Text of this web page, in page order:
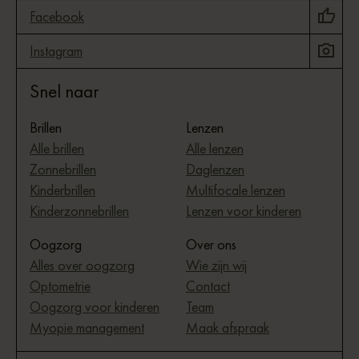
Facebook
Instagram
Snel naar
Brillen
Alle brillen
Zonnebrillen
Kinderbrillen
Kinderzonnebrillen
Lenzen
Alle lenzen
Daglenzen
Multifocale lenzen
Lenzen voor kinderen
Oogzorg
Alles over oogzorg
Optometrie
Oogzorg voor kinderen
Myopie management
Over ons
Wie zijn wij
Contact
Team
Maak afspraak